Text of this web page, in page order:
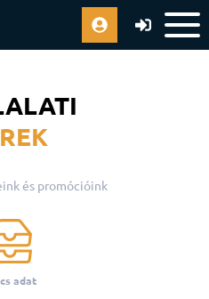
és promócióink
adat